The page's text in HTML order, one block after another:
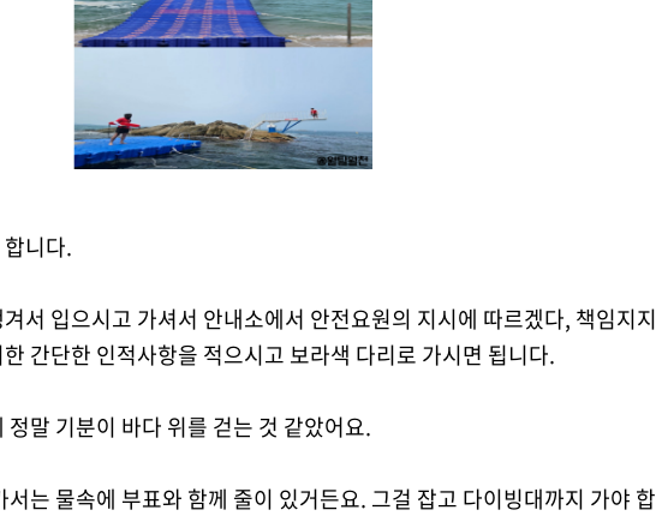
니다.
서 입으시고 가셔서 안내소에서 안전요원의 지시에 따르겠다, 책임지지
간단한 인적사항을 적으시고 보라색 다리로 가시면 됩니다.
말 기분이 바다 위를 걷는 것 같았어요.
는 물속에 부표와 함께 줄이 있거든요. 그걸 잡고 다이빙대까지 가야 합